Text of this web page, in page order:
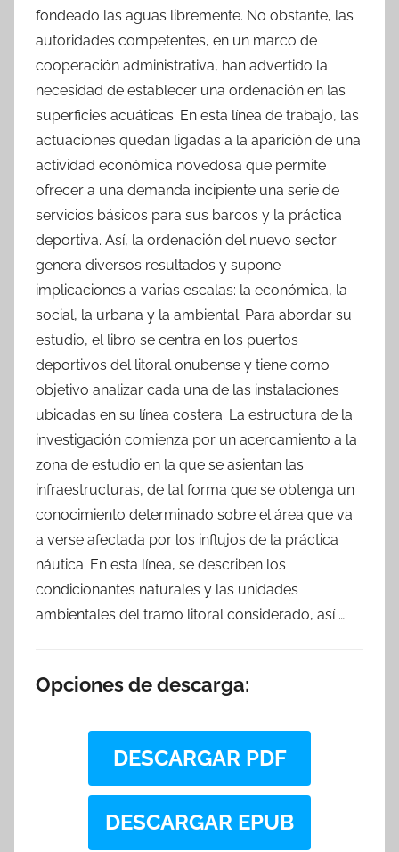
fondeado las aguas libremente. No obstante, las
autoridades competentes, en un marco de
cooperación administrativa, han advertido la
necesidad de establecer una ordenación en las
superficies acuáticas. En esta línea de trabajo, las
actuaciones quedan ligadas a la aparición de una
actividad económica novedosa que permite
ofrecer a una demanda incipiente una serie de
servicios básicos para sus barcos y la práctica
deportiva. Así, la ordenación del nuevo sector
genera diversos resultados y supone
implicaciones a varias escalas: la económica, la
social, la urbana y la ambiental. Para abordar su
estudio, el libro se centra en los puertos
deportivos del litoral onubense y tiene como
objetivo analizar cada una de las instalaciones
ubicadas en su línea costera. La estructura de la
investigación comienza por un acercamiento a la
zona de estudio en la que se asientan las
infraestructuras, de tal forma que se obtenga un
conocimiento determinado sobre el área que va
a verse afectada por los influjos de la práctica
náutica. En esta línea, se describen los
condicionantes naturales y las unidades
ambientales del tramo litoral considerado, así …
Opciones de descarga:
DESCARGAR PDF
DESCARGAR EPUB